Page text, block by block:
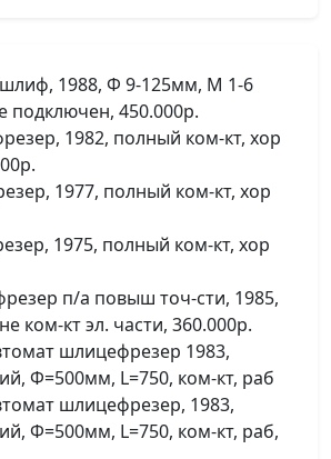
1988, Ф 9-125мм, М 1-6
подключен, 450.000р.
1982, полный ком-кт, хор
1977, полный ком-кт, хор
1975, полный ком-кт, хор
п/а повыш точ-cти, 1985,
ком-кт эл. части, 360.000р.
шлицефрезер 1983,
Ф=500мм, L=750, ком-кт, раб
шлицефрезер, 1983,
Ф=500мм, L=750, ком-кт, раб,